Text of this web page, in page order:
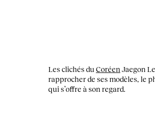
Les clichés duCoréen Jaegon
rapprocher de ses modèles, le
qui s’offre à son regard.